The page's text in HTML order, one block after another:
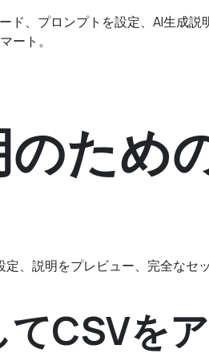
、プロンプトを設定、AI生成
ート。
ため
、説明をプレビュー、完全なセ
てCSVを